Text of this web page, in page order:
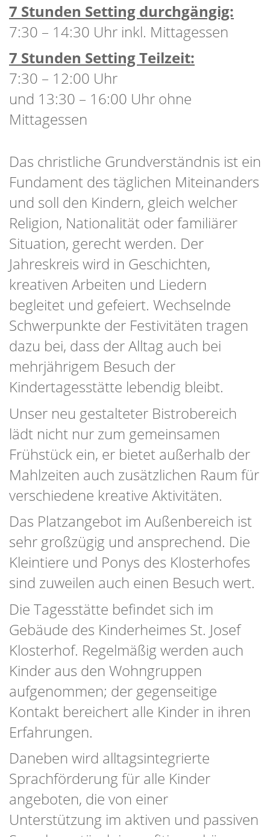
7 Stunden Setting durchgängig:
7:30 – 14:30 Uhr inkl. Mittagessen
7 Stunden Setting Teilzeit:
7:30 – 12:00 Uhr
und 13:30 – 16:00 Uhr ohne
Mittagessen
Das christliche Grundverständnis ist ein
Fundament des täglichen Miteinanders
und soll den Kindern, gleich welcher
Religion, Nationalität oder familiärer
Situation, gerecht werden. Der
Jahreskreis wird in Geschichten,
kreativen Arbeiten und Liedern
begleitet und gefeiert. Wechselnde
Schwerpunkte der Festivitäten tragen
dazu bei, dass der Alltag auch bei
mehrjährigem Besuch der
Kindertagesstätte lebendig bleibt.
Unser neu gestalteter Bistrobereich
lädt nicht nur zum gemeinsamen
Frühstück ein, er bietet außerhalb der
Mahlzeiten auch zusätzlichen Raum für
verschiedene kreative Aktivitäten.
Das Platzangebot im Außenbereich ist
sehr großzügig und ansprechend. Die
Kleintiere und Ponys des Klosterhofes
sind zuweilen auch einen Besuch wert.
Die Tagesstätte befindet sich im
Gebäude des Kinderheimes St. Josef
Klosterhof. Regelmäßig werden auch
Kinder aus den Wohngruppen
aufgenommen; der gegenseitige
Kontakt bereichert alle Kinder in ihren
Erfahrungen.
Daneben wird alltagsintegrierte
Sprachförderung für alle Kinder
angeboten, die von einer
Unterstützung im aktiven und passiven